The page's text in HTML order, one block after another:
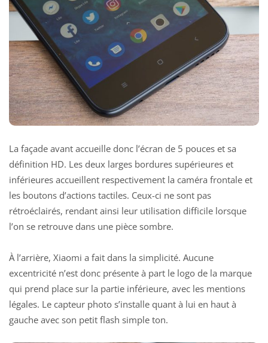
La façade avant accueille donc l’écran de 5 pouces et sa
définition HD. Les deux larges bordures supérieures et
inférieures accueillent respectivement la caméra frontale et
les boutons d’actions tactiles. Ceux-ci ne sont pas
rétroéclairés, rendant ainsi leur utilisation difficile lorsque
l’on se retrouve dans une pièce sombre.
À l’arrière, Xiaomi a fait dans la simplicité. Aucune
excentricité n’est donc présente à part le logo de la marque
qui prend place sur la partie inférieure, avec les mentions
légales. Le capteur photo s’installe quant à lui en haut à
gauche avec son petit flash simple ton.